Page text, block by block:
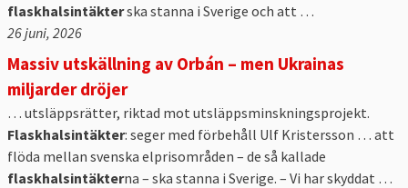
flaskhalsintäkterska stanna i Sverige och att …
26 juni, 2026
Massiv utskällning av Orbán – men Ukrainas
miljarder dröjer
… utsläppsrätter, riktad mot utsläppsminskningsprojekt.
Flaskhalsintäkter: seger med förbehåll Ulf Kristersson … att
flöda mellan svenska elprisområden – de så kallade
flaskhalsintäkterna – ska stanna i Sverige. – Vi har skyddat …